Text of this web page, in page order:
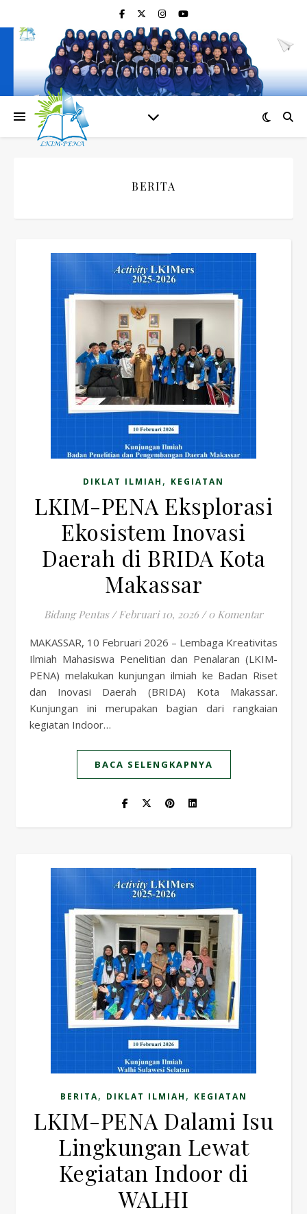
BERITA
DIKLAT ILMIAH , KEGIATAN
LKIM-PENA Eksplorasi
Ekosistem Inovasi
Daerah di BRIDA Kota
Makassar
Bidang Pentas / Februari 10, 2026 / 0 Komentar
MAKASSAR, 10 Februari 2026 – Lembaga Kreativitas
Ilmiah Mahasiswa Penelitian dan Penalaran (LKIM-
PENA) melakukan kunjungan ilmiah ke Badan Riset
dan Inovasi Daerah (BRIDA) Kota Makassar.
Kunjungan ini merupakan bagian dari rangkaian
kegiatan Indoor…
BACA SELENGKAPNYA
BERITA, DIKLAT ILMIAH , KEGIATAN
LKIM-PENA Dalami Isu
Lingkungan Lewat
Kegiatan Indoor di
WALHI